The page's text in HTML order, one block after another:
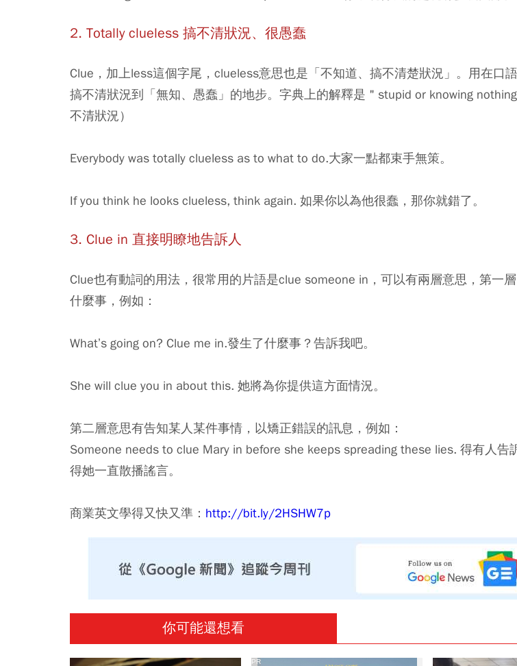
2. Totally clueless 搞不清狀況、很愚蠢
Clue，加上less這個字尾，clueless意思也是「不知道、搞不清楚狀況」。用在口
搞不清狀況到「無知、愚蠢」的地步。字典上的解釋是＂stupid or knowing
不清狀況）
Everybody was totally clueless as to what to do.大家一點都束手無策。
If you think he looks clueless, think again. 如果你以為他很蠢，那你就錯了。
3. Clue in 直接明瞭地告訴人
Clue也有動詞的用法，很常用的片語是clue someone in，可以有兩層意思，第一
什麼事，例如：
What’s going on? Clue me in.發生了什麼事？告訴我吧。
She will clue you in about this. 她將為你提供這方面情況。
第二層意思有告知某人某件事情，以矯正錯誤的訊息，例如：
Someone needs to clue Mary in before she keeps spreading these lies. 得有人告
得她一直散播謠言。
商業英文學得又快又準： http://bit.ly/2HSHW7p
你可能還想看
PR